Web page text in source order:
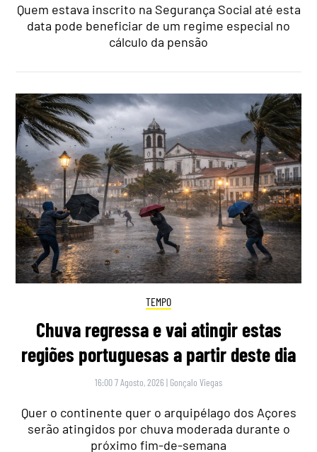
Quem estava inscrito na Segurança Social até esta
data pode beneficiar de um regime especial no
cálculo da pensão
TEMPO
Chuva regressa e vai atingir estas
regiões portuguesas a partir deste dia
16:00 7 Agosto, 2026 | Gonçalo Viegas
Quer o continente quer o arquipélago dos Açores
serão atingidos por chuva moderada durante o
próximo fim-de-semana